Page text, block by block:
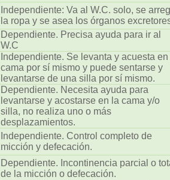
Independiente: Va al W.C. solo, se
la ropa y se asea los órganos
Dependiente. Precisa ayuda para ir al
W.C
Independiente. Se levanta y acuesta en
cama por sí mismo y puede sentarse y
levantarse de una silla por sí mismo.
Dependiente. Necesita ayuda para
levantarse y acostarse en la cama y/o
silla, no realiza uno o más
desplazamientos.
Independiente. Control completo de
micción y defecación.
Dependiente. Incontinencia parcial o
de la micción o defecación.